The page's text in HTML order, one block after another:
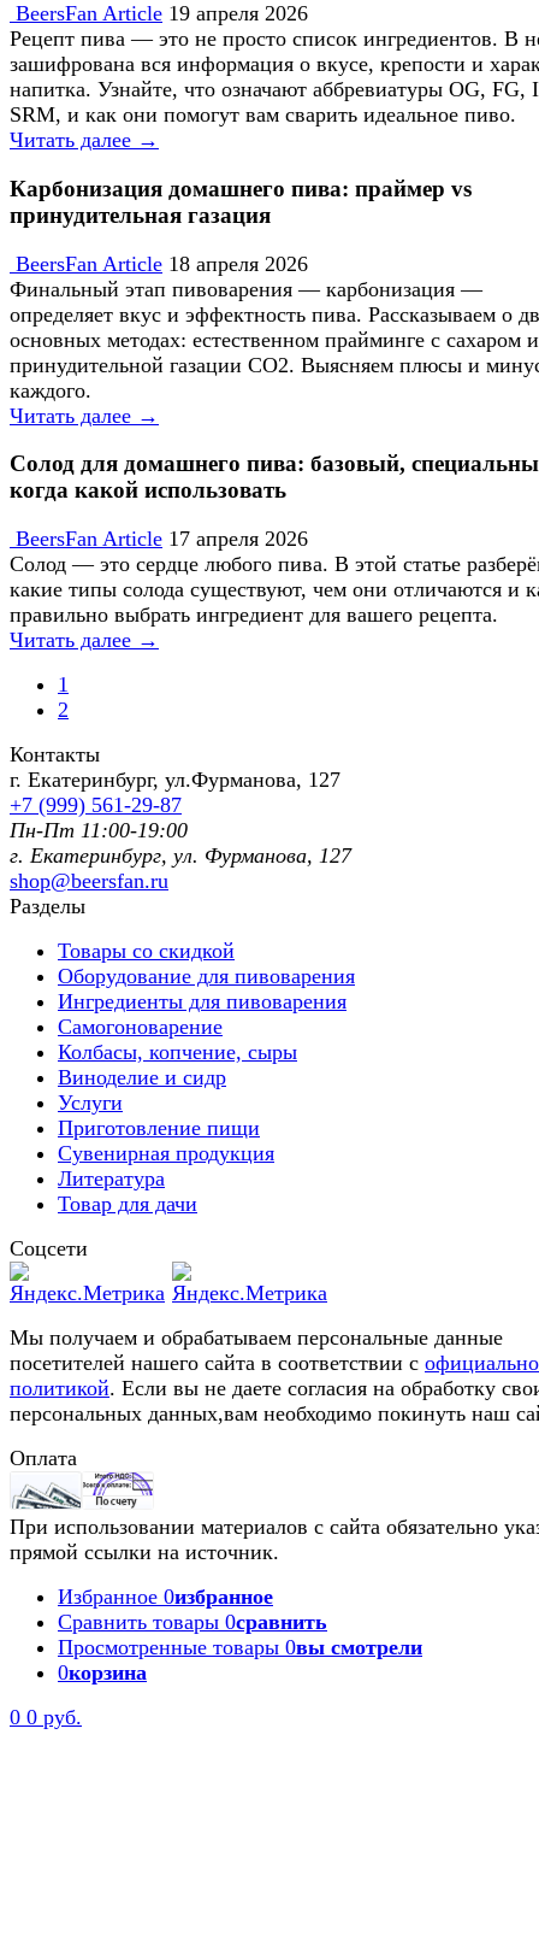
BeersFan Article 19 апреля 2026
Рецепт пива — это не просто список ингредиентов. В
зашифрована вся информация о вкусе, крепости и
напитка. Узнайте, что означают аббревиатуры OG, FG,
SRM, и как они помогут вам сварить идеальное пиво.
Читать далее →
Карбонизация домашнего пива: праймер vs
принудительная газация
BeersFan Article 18 апреля 2026
Финальный этап пивоварения — карбонизация —
определяет вкус и эффектность пива. Рассказываем о
основных методах: естественном прайминге с сахаром и
принудительной газации CO2. Выясняем плюсы и
каждого.
Читать далее →
Солод для домашнего пива: базовый,
когда какой использовать
BeersFan Article 17 апреля 2026
Солод — это сердце любого пива. В этой статье
какие типы солода существуют, чем они отличаются и
правильно выбрать ингредиент для вашего рецепта.
Читать далее →
1
2
Контакты
г. Екатеринбург, ул.Фурманoва, 127
+7 (999) 561-29-87
Пн-Пт 11:00-19:00
г. Екатеринбург, ул. Фурманoва, 127
shop@beersfan.ru
Разделы
Товары со скидкой
Оборудование для пивоварения
Ингредиенты для пивоварения
Самогоноварение
Колбасы, копчение, сыры
Виноделие и сидр
Услуги
Приготовление пищи
Сувенирная продукция
Литература
Товар для дачи
Соцсети
Мы получаем и обрабатываем персональные данные
посетителей нашего сайта в соответствии с
политикой. Если вы не даете согласия на обработку
персональных данных,вам необходимо покинуть наш
Оплата
При использовании материалов с сайта обязательно
прямой ссылки на источник.
Избранное 0избранное
Сравнить товары 0сравнить
Просмотренные товары 0вы смотрели
0корзина
0 0 руб.